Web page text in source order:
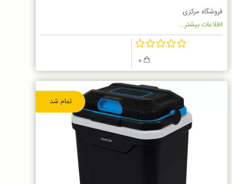
فروشگاه مرکزی
اطلاعات بیشتر...
0
تمام شد